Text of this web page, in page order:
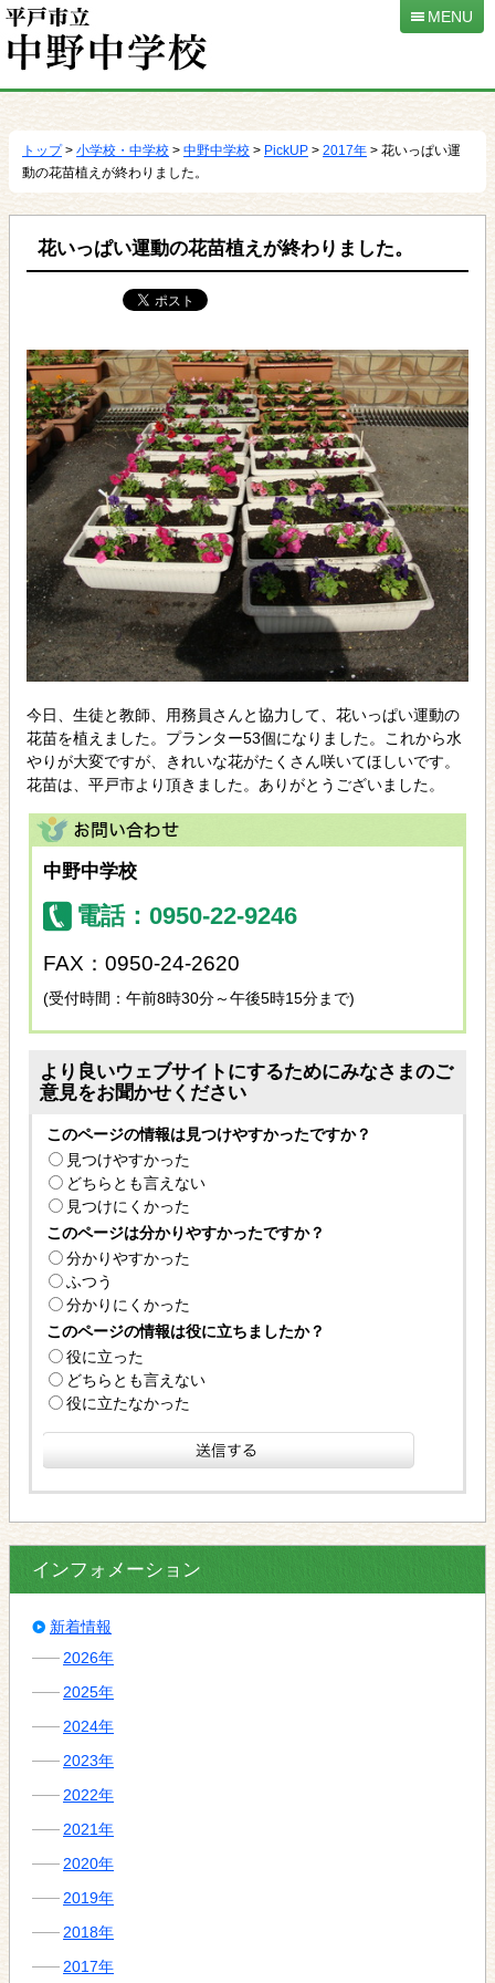
動
MENU
トップ> 小学校・中学校 > 中野中学校 > PickUP > 2017年 > 花いっぱい運
動の花苗植えが終わりました。
花いっぱい運動の花苗植えが終わりました。
今日、生徒と教師、用務員さんと協力して、花いっぱい運動の
花苗を植えました。プランター53個になりました。これから水
やりが大変ですが、きれいな花がたくさん咲いてほしいです。
花苗は、平戸市より頂きました。ありがとうございました。
中野中学校
電話：0950-22-9246
FAX：0950-24-2620
(受付時間：午前8時30分～午後5時15分まで)
より良いウェブサイトにするためにみなさまのご
意見をお聞かせください
このページの情報は見つけやすかったですか？
見つけやすかった
どちらとも言えない
見つけにくかった
このページは分かりやすかったですか？
分かりやすかった
ふつう
分かりにくかった
このページの情報は役に立ちましたか？
役に立った
どちらとも言えない
役に立たなかった
インフォメーション
新着情報
2026年
2025年
2024年
2023年
2022年
2021年
2020年
2019年
2018年
2017年